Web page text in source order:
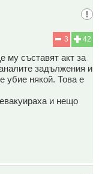
42
3
му съставят акт за
задължения и
убие някой. Това е
и нещо